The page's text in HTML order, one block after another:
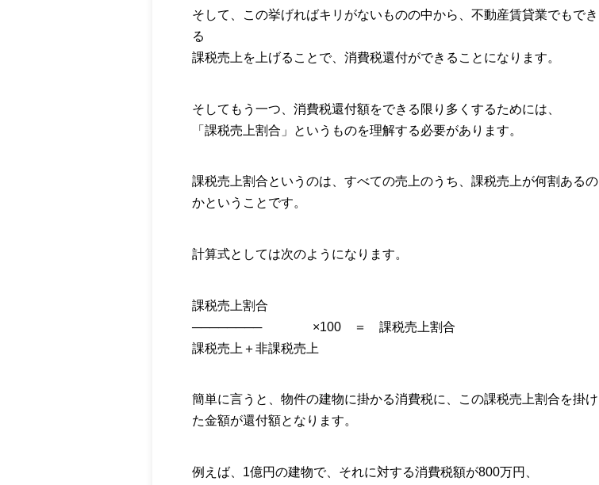
そして、この挙げればキリがないものの中から、不動産賃貸業でもでき
る
課税売上を上げることで、消費税還付ができることになります。
そしてもう一つ、消費税還付額をできる限り多くするためには、
「課税売上割合」というものを理解する必要があります。
課税売上割合というのは、すべての売上のうち、課税売上が何割あるの
かということです。
計算式としては次のようになります。
課税売上割合
──────── ×100 ＝ 課税売上割合
課税売上＋非課税売上
簡単に言うと、物件の建物に掛かる消費税に、この課税売上割合を掛け
た金額が還付額となります。
例えば、1億円の建物で、それに対する消費税額が800万円、